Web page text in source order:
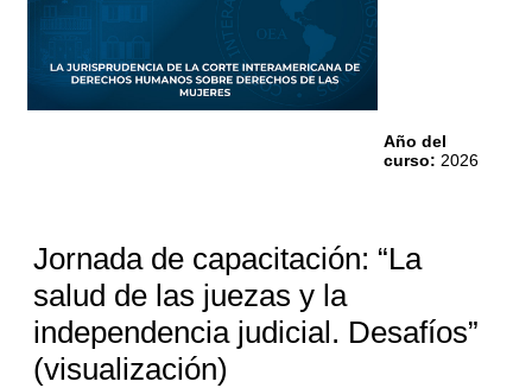
Año del
curso: 2026
Jornada de capacitación: “La
salud de las juezas y la
independencia judicial. Desafíos”
(visualización)